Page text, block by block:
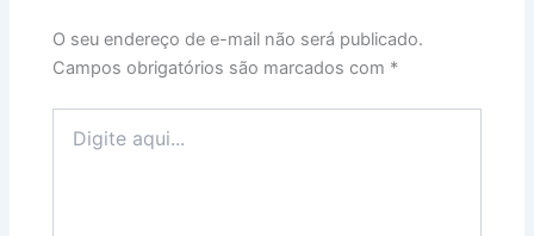
O seu endereço de e-mail não será publicado.
Campos obrigatórios são marcados com *
aqui...